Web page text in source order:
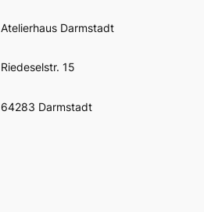
Atelierhaus Darmstadt
Riedeselstr. 15
64283 Darmstadt